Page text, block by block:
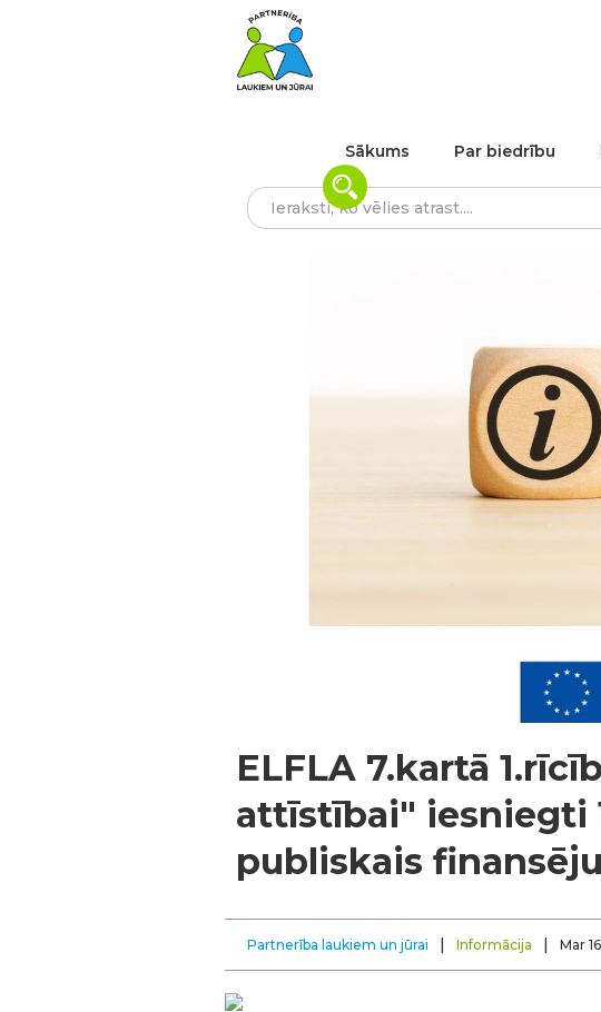
Sākums Par biedrību
ELFLA 7.kartā
attīstībai" iesniegti
publiskais
Partnerība laukiem un jūrai | Informācija | Mar